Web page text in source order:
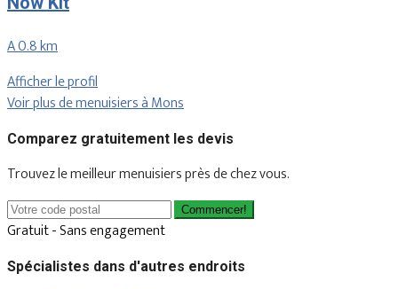
A 0.8 km
Afficher le profil
Voir plus de menuisiers à Mons
Comparez gratuitement les devis
Trouvez le meilleur menuisiers près de chez vous.
Commencer!
Gratuit - Sans engagement
Spécialistes dans d'autres endroits